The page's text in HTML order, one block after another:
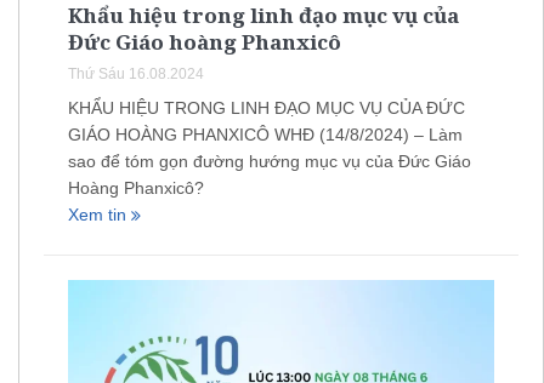
Khẩu hiệu trong linh đạo mục vụ của
Đức Giáo hoàng Phanxicô
Thứ Sáu 16.08.2024
KHẨU HIỆU TRONG LINH ĐẠO MỤC VỤ CỦA ĐỨC
GIÁO HOÀNG PHANXICÔ WHĐ (14/8/2024) – Làm
sao để tóm gọn đường hướng mục vụ của Đức Giáo
Hoàng Phanxicô?
Xem tin